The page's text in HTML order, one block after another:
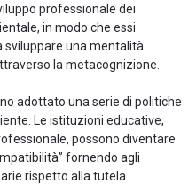
professionale dei
in modo che essi
sviluppare una mentalità
la metacognizione.
adottato una serie di politiche
Le istituzioni educative,
possono diventare
fornendo agli
rispetto alla tutela